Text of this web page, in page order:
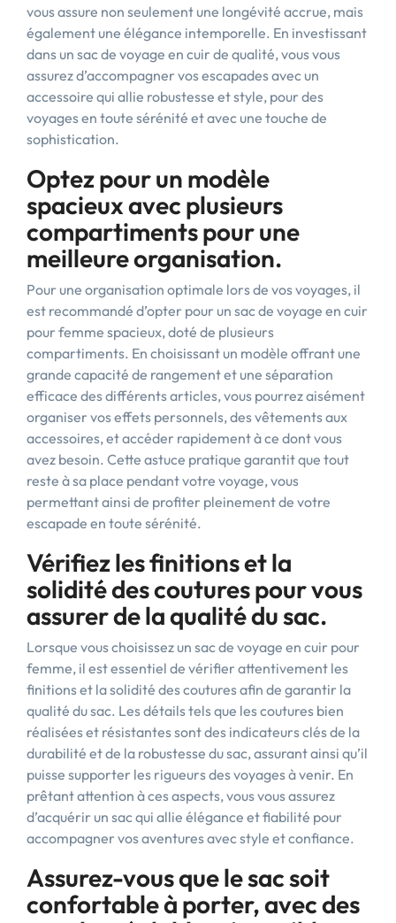
vous assure non seulement une longévité accrue, mais
également une élégance intemporelle. En investissant
dans un sac de voyage en cuir de qualité, vous vous
assurez d’accompagner vos escapades avec un
accessoire qui allie robustesse et style, pour des
voyages en toute sérénité et avec une touche de
sophistication.
Optez pour un modèle
spacieux avec plusieurs
compartiments pour une
meilleure organisation.
Pour une organisation optimale lors de vos voyages, il
est recommandé d’opter pour un sac de voyage en cuir
pour femme spacieux, doté de plusieurs
compartiments. En choisissant un modèle offrant une
grande capacité de rangement et une séparation
efficace des différents articles, vous pourrez aisément
organiser vos effets personnels, des vêtements aux
accessoires, et accéder rapidement à ce dont vous
avez besoin. Cette astuce pratique garantit que tout
reste à sa place pendant votre voyage, vous
permettant ainsi de profiter pleinement de votre
escapade en toute sérénité.
Vérifiez les finitions et la
solidité des coutures pour vous
assurer de la qualité du sac.
Lorsque vous choisissez un sac de voyage en cuir pour
femme, il est essentiel de vérifier attentivement les
finitions et la solidité des coutures afin de garantir la
qualité du sac. Les détails tels que les coutures bien
réalisées et résistantes sont des indicateurs clés de la
durabilité et de la robustesse du sac, assurant ainsi qu’il
puisse supporter les rigueurs des voyages à venir. En
prêtant attention à ces aspects, vous vous assurez
d’acquérir un sac qui allie élégance et fiabilité pour
accompagner vos aventures avec style et confiance.
Assurez-vous que le sac soit
confortable à porter, avec des